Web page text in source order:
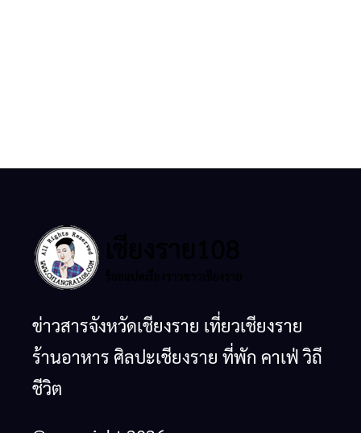
ข่าวสารจังหวัดเชียงราย เที่ยวเชียงราย
ร้านอาหาร ศิลปะเชียงราย ที่พัก คาเฟ่ วิถี
ชีวิต